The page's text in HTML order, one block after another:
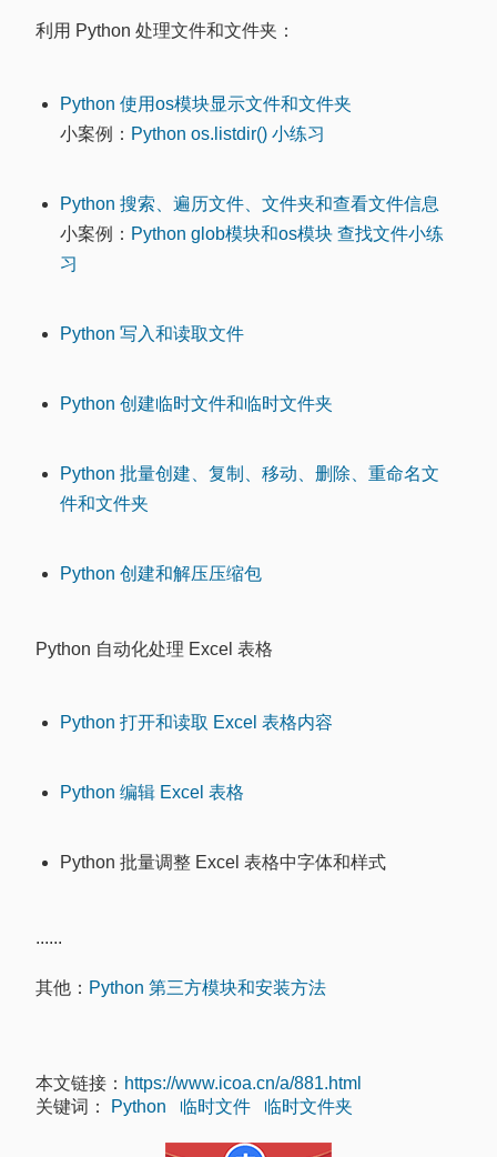
利用 Python 处理文件和文件夹：
Python 使用os模块显示文件和文件夹
小案例： Python os.listdir() 小练习
Python 搜索、遍历文件、文件夹和查看文件信息
小案例： Python glob模块和os模块 查找文件小练
习
Python 写入和读取文件
Python 创建临时文件和临时文件夹
Python 批量创建、复制、移动、删除、重命名文
件和文件夹
Python 创建和解压压缩包
Python 自动化处理 Excel 表格
Python 打开和读取 Excel 表格内容
Python 编辑 Excel 表格
Python 批量调整 Excel 表格中字体和样式
......
其他： Python 第三方模块和安装方法
本文链接： https://www.icoa.cn/a/881.html
关键词：
Python 临时文件 临时文件夹